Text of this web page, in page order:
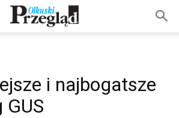
i najbogatsze